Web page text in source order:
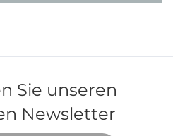
Sie unseren
Newsletter